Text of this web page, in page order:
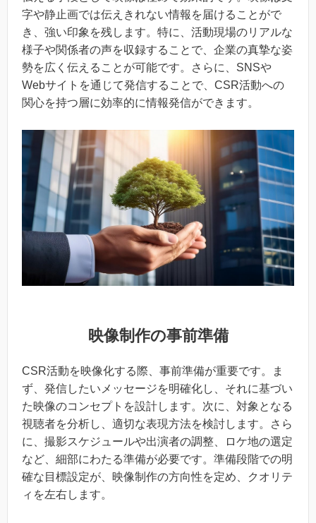
字や静止画では伝えきれない情報を届けることがで
き、強い印象を残します。特に、活動現場のリアルな
様子や関係者の声を収録することで、企業の真摯な姿
勢を広く伝えることが可能です。さらに、SNSや
Webサイトを通じて発信することで、CSR活動への
関心を持つ層に効率的に情報発信ができます。
映像制作の事前準備
CSR活動を映像化する際、事前準備が重要です。ま
ず、発信したいメッセージを明確化し、それに基づい
た映像のコンセプトを設計します。次に、対象となる
視聴者を分析し、適切な表現方法を検討します。さら
に、撮影スケジュールや出演者の調整、ロケ地の選定
など、細部にわたる準備が必要です。準備段階での明
確な目標設定が、映像制作の方向性を定め、クオリテ
ィを左右します。